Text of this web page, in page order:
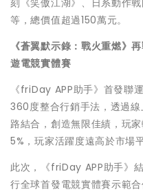
刻《笑傲江湖》、日系動作
等，總價值超過150萬元。
《蒼翼默示錄：戰火重燃》
遊電競實體賽
《friDay APP助手》首發聯
360度整合行銷手法，透過
路結合，創造無限佳績，玩
5%，玩家活躍度遠高於市場平
此次，《friDay APP助手》
行全球首發電競實體賽示範